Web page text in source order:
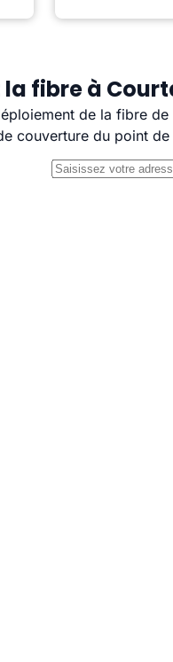
fibre à
de la fibre de
couverture du point